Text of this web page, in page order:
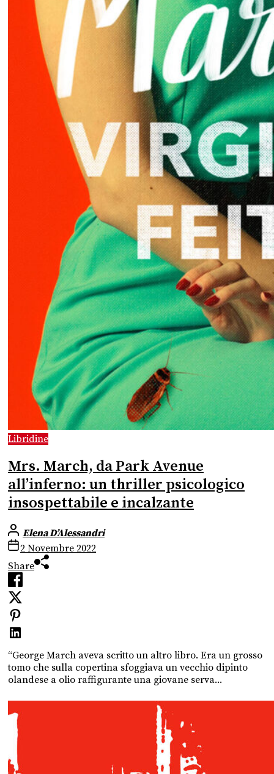
Libridine
Mrs. March, da Park Avenue
all’inferno: un thriller psicologico
insospettabile e incalzante
Elena D’Alessandri
2 Novembre 2022
Share
“George March aveva scritto un altro libro. Era un grosso
tomo che sulla copertina sfoggiava un vecchio dipinto
olandese a olio raffigurante una giovane serva...